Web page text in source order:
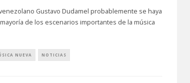
Gustavo Dudamel probablemente se haya
de los escenarios importantes de la música
NUEVA NOTICIAS